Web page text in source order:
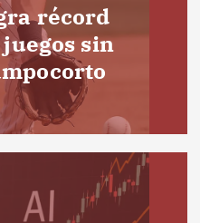
récord
sin